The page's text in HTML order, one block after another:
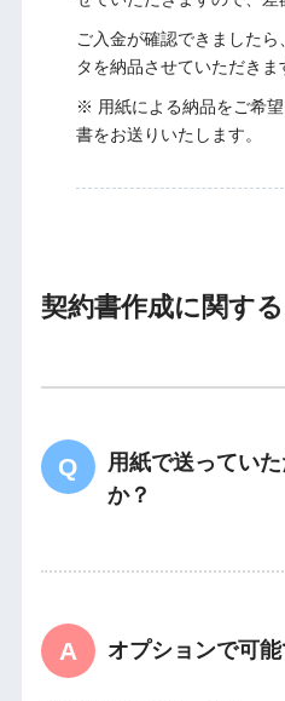
ご入金が確認できました
タを納品させていただきま
※ 用紙による納品をご希
書をお送りいたします。
契約書作成に関す
用紙で送ってい
か？
オプションで可能